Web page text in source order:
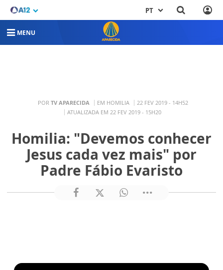
PT
MENU
POR TV APARECIDA EM HOMILIA
22 FEV 2019 - 14H52
ATUALIZADA EM 22 FEV 2019 - 15H20
Homilia: "Devemos conhecer
Jesus cada vez mais" por
Padre Fábio Evaristo